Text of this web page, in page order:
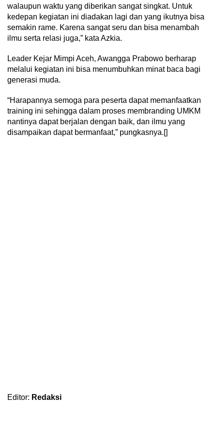
walaupun waktu yang diberikan sangat singkat. Untuk
kedepan kegiatan ini diadakan lagi dan yang ikutnya bisa
semakin rame. Karena sangat seru dan bisa menambah
ilmu serta relasi juga,” kata Azkia.
Leader Kejar Mimpi Aceh, Awangga Prabowo berharap
melalui kegiatan ini bisa menumbuhkan minat baca bagi
generasi muda.
“Harapannya semoga para peserta dapat memanfaatkan
training ini sehingga dalam proses membranding UMKM
nantinya dapat berjalan dengan baik, dan ilmu yang
disampaikan dapat bermanfaat,” pungkasnya.[]
Editor: Redaksi